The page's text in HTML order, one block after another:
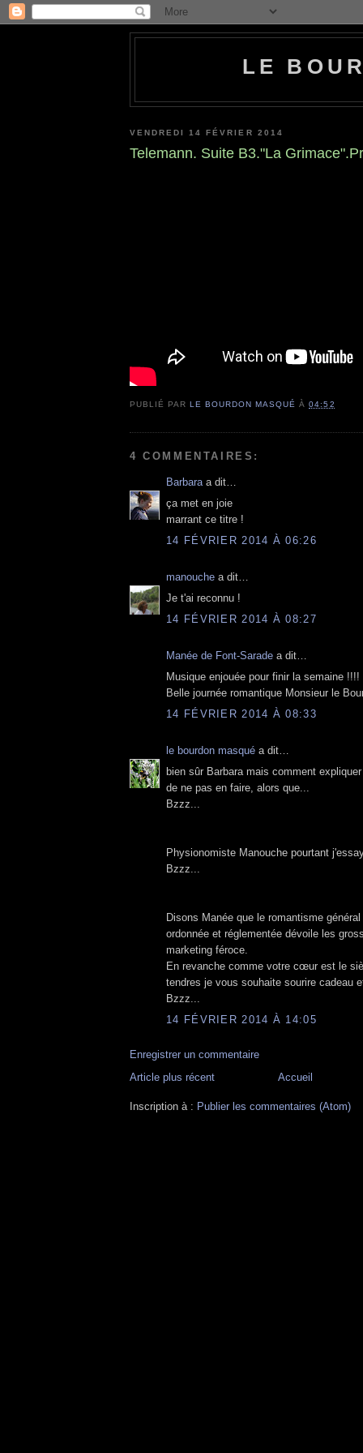
LE
VENDREDI 14 FÉVRIER 2014
Telemann. Suite B3."La
PUBLIÉ PARLE BOURDON MASQUÉ À04:52
4 COMMENTAIRES:
Barbara a dit…
ça met en joie
marrant ce titre !
14 FÉVRIER 2014 À 06:26
manouche a dit…
Je t'ai reconnu !
14 FÉVRIER 2014 À 08:27
Manée de Font-Sarade a dit…
Musique enjouée pour finir la semaine !!!!
Belle journée romantique Monsieur le
14 FÉVRIER 2014 À 08:33
le bourdon masqué a dit…
bien sûr Barbara mais comment
de ne pas en faire, alors que...
Bzzz...
Physionomiste Manouche pourtant
Bzzz...
Disons Manée que le romantisme
ordonnée et réglementée dévoile les
marketing féroce.
En revanche comme votre cœur est le
tendres je vous souhaite sourire cadeau
Bzzz...
14 FÉVRIER 2014 À 14:05
Enregistrer un commentaire
Article plus récent
Accueil
Inscription à : Publier les commentaires (Atom)